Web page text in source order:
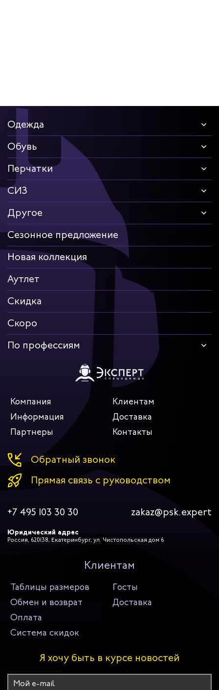
Одежда
Обувь
Перчатки
СИЗ
Другое
Сезонное предложение
Новая коллекция
Аутлет
Скидка
Скоро
По профессиям
Компания
Клиентам
Информация
Доставка
Партнеры
Контакты
Обратный звонок
Прямая связь с руководством
+7 495 103 30 30 zakaz@psk.expert
Юридический адрес
Россия, 620138, Екатеринбург, ул. Чистопольская дом 6
Клиентам
Таблицы размеров
Госты
Обмен и возврат
Доставка
Оплата
Система скидок
Я хочу быть в курсе новостей